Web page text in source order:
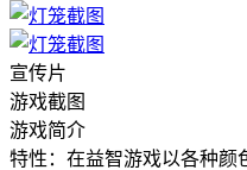
宣传片
游戏截图
游戏简介
特性：在益智游戏以各种颜